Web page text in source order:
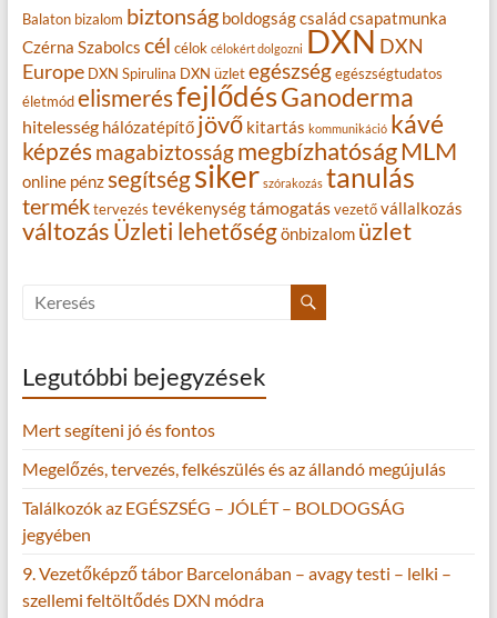
Balaton bizalom biztonság boldogságcsaládcsapatmunka
Czérna Szabolcs cél célok célokért dolgozni DXNDXN
Europe DXN Spirulina DXN üzlet egészség egészségtudatos
életmód elismerésfejlődésGanoderma
hitelesség hálózatépítő jövő kitartás kommunikáció kávé
képzésmagabiztosságmegbízhatóságMLM
online pénz segítségsiker szórakozás tanulás
termék tervezés tevékenységtámogatás vezető vállalkozás
változás Üzleti lehetőségönbizalom üzlet
Legutóbbi bejegyzések
Mert segíteni jó és fontos
Megelőzés, tervezés, felkészülés és az állandó megújulás
Találkozók az EGÉSZSÉG – JÓLÉT – BOLDOGSÁG
jegyében
9. Vezetőképző tábor Barcelonában – avagy testi – lelki –
szellemi feltöltődés DXN módra